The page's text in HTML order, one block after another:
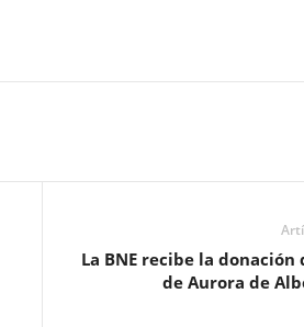
La BNE recibe la
de Aurora de